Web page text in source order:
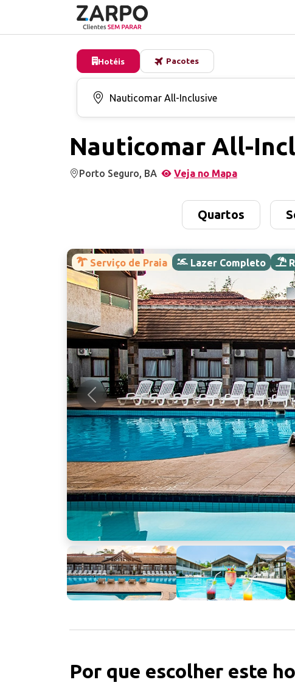
Hotéis Pacotes
Nauticomar All-
Porto Seguro, BA Veja no Mapa
Quartos
Anterior
Serviço de Praia Lazer Completo
Por que escolher este